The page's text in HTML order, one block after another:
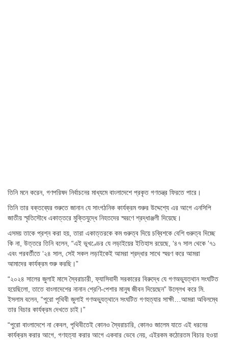
তিনি মনে করেন, গণপরিষদ নির্বাচনের মাধ্যমে বাংলাদেশে প্রকৃত গণতন্ত্র ফিরতে পারে।
তিনি তার বক্তব্যের শুরুতে জানান যে সাংগঠনিক কার্যক্রম শুরুর উদ্দেশ্যে এর আগে এনসিপি
জাতীয় স্মৃতিসৌধে একাত্তরে মুক্তিযুদ্ধে নিহতদের স্মরণে শ্রদ্ধাঞ্জলী দিয়েছে।
এসময় তাকে প্রশ্ন করা হয়, তারা একাত্তরকে কম গুরুত্ব দিয়ে চব্বিশকে বেশি গুরুত্ব দিচ্ছে
কি না, উত্তরে তিনি বলেন, “এই ভূখণ্ডের যে লড়াইয়ের ইতিহাস রয়েছে, ‘৪৭ সাল থেকে ‘৭১
এবং পরবর্তীতে ‘২৪ সাল, সেই সকল লড়াইকেই আমরা শ্রদ্ধার সাথে স্মরণ করে আমরা
আমাদের কার্যক্রম শুরু করছি।”
“২০২৪ সালের জুলাই মাসে স্বৈরাচারী, ফ্যাসিবাদী সরকারের বিরুদ্ধে যে গণঅভ্যুত্থান সংঘটিত
হয়েছিলো, তাতে বাংলাদেশের নানান শ্রেণি-পেশার মানুষ জীবন দিয়েছেন” উল্লেখ করে মি.
ইসলাম বলেন, “পুরো পৃথিবী জুলাই গণঅভ্যুত্থানে সংঘটিত গণহত্যার সাক্ষী…আমরা অবিলম্বে
তার বিচার কার্যক্রম দেখতে চাই।”
“পুরো বাংলাদেশে না কেবল, পৃথিবীতেই কোনও স্বৈরাচারি, কোনও জালেম যাতে এই ধরনের
কার্যক্রম করার আগে, গণহত্যা করার আগে একবার ভেবে নেয়, এইরকম কঠোরতম বিচার হওয়া